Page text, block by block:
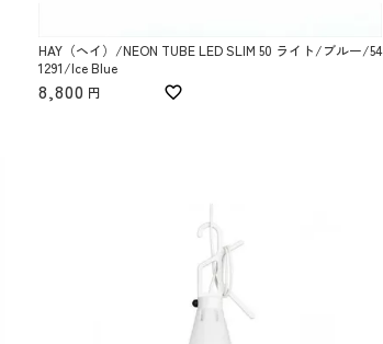
HAY（ヘイ）/NEON TUBE LED SLIM 50 ライト/ブルー/54
1291/Ice Blue
8,800